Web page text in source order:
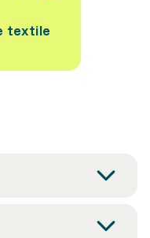
textile